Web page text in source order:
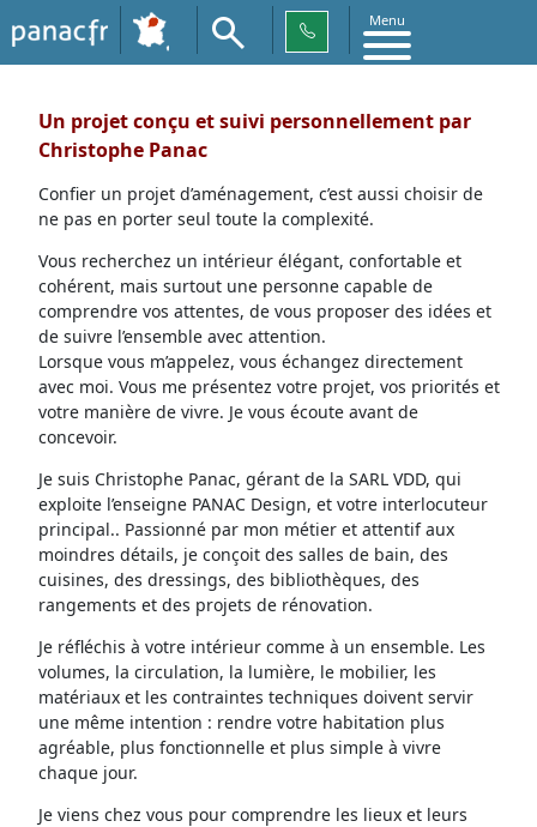
Menu
Un projet conçu et suivi personnellement par
Christophe Panac
Confier un projet d’aménagement, c’est aussi choisir de
ne pas en porter seul toute la complexité.
Vous recherchez un intérieur élégant, confortable et
cohérent, mais surtout une personne capable de
comprendre vos attentes, de vous proposer des idées et
de suivre l’ensemble avec attention.
Lorsque vous m’appelez, vous échangez directement
avec moi. Vous me présentez votre projet, vos priorités et
votre manière de vivre. Je vous écoute avant de
concevoir.
Je suis Christophe Panac, gérant de la SARL VDD, qui
exploite l’enseigne PANAC Design, et votre interlocuteur
principal.. Passionné par mon métier et attentif aux
moindres détails, je conçoit des salles de bain, des
cuisines, des dressings, des bibliothèques, des
rangements et des projets de rénovation.
Je réfléchis à votre intérieur comme à un ensemble. Les
volumes, la circulation, la lumière, le mobilier, les
matériaux et les contraintes techniques doivent servir
une même intention : rendre votre habitation plus
agréable, plus fonctionnelle et plus simple à vivre
chaque jour.
Je viens chez vous pour comprendre les lieux et leurs